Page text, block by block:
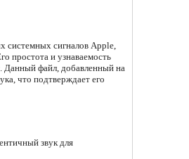
системных сигналов Apple,
простота и узнаваемость
Данный файл, добавленный на
что подтверждает его
звук для